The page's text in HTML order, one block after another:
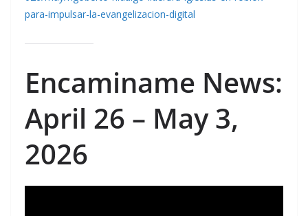
para-impulsar-la-evangelizacion-digital
Encaminame News:
April 26 – May 3,
2026